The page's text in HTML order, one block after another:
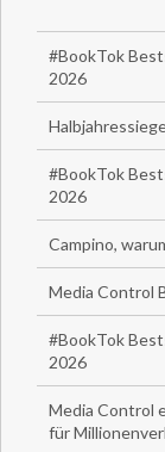
#BookTok
2026
#BookTok
2026
Campino,
Media Control
#BookTok
2026
Media Control
für